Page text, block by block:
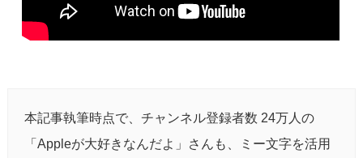
本記事執筆時点で、チャンネル登録者数 24万人の
「Appleが大好きなんだよ」さんも、ミー文字を活用